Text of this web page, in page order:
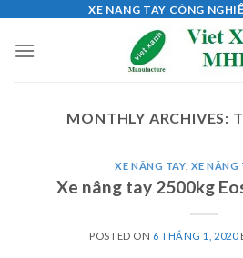
content
XE NÂNG TAY CÔNG
MONTHLY ARCHIVES:
XE NÂNG TAY, XE NÂNG
Xe nâng tay 2500kg
POSTED ON 6 THÁNG 1, 2020